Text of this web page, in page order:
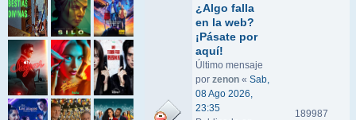
¿Algo falla
en la web?
¡Pásate por
aquí!
Último mensaje
por zenon « Sab,
08 Ago 2026,
23:35
189987